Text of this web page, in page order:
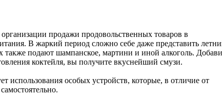
продажи продовольственных товаров в
В жаркий период сложно себе даже представить
также подают шампанское, мартини и иной алкоголь.
коктейля, вы получите вкуснейший смузи.
использования особых устройств, которые, в отличие от